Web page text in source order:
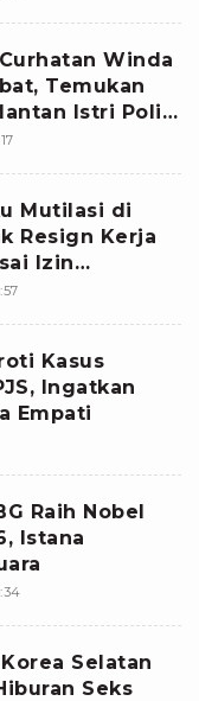
Winda
Temukan
Istri Polisi
Mutilasi di
Resign Kerja
Izin
Kasus
Ingatkan
Empati
Raih Nobel
Istana
Selatan
Seks